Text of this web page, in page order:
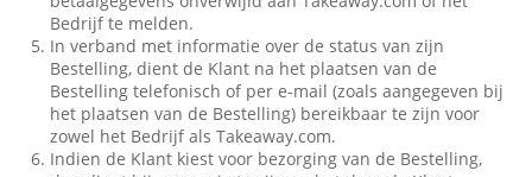
Bedrijf te melden.
In verband met informatie over de status van zijn
Bestelling, dient de Klant na het plaatsen van de
Bestelling telefonisch of per e-mail (zoals aangegeven bij
het plaatsen van de Bestelling) bereikbaar te zijn voor
zowel het Bedrijf als Takeaway.com.
Indien de Klant kiest voor bezorging van de Bestelling,